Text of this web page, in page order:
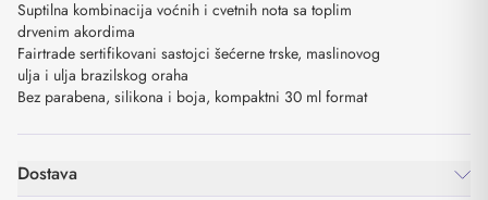
Suptilna kombinacija voćnih i cvetnih nota sa toplim
drvenim akordima
Fairtrade sertifikovani sastojci šećerne trske, maslinovog
ulja i ulja brazilskog oraha
Bez parabena, silikona i boja, kompaktni 30 ml format
Dostava